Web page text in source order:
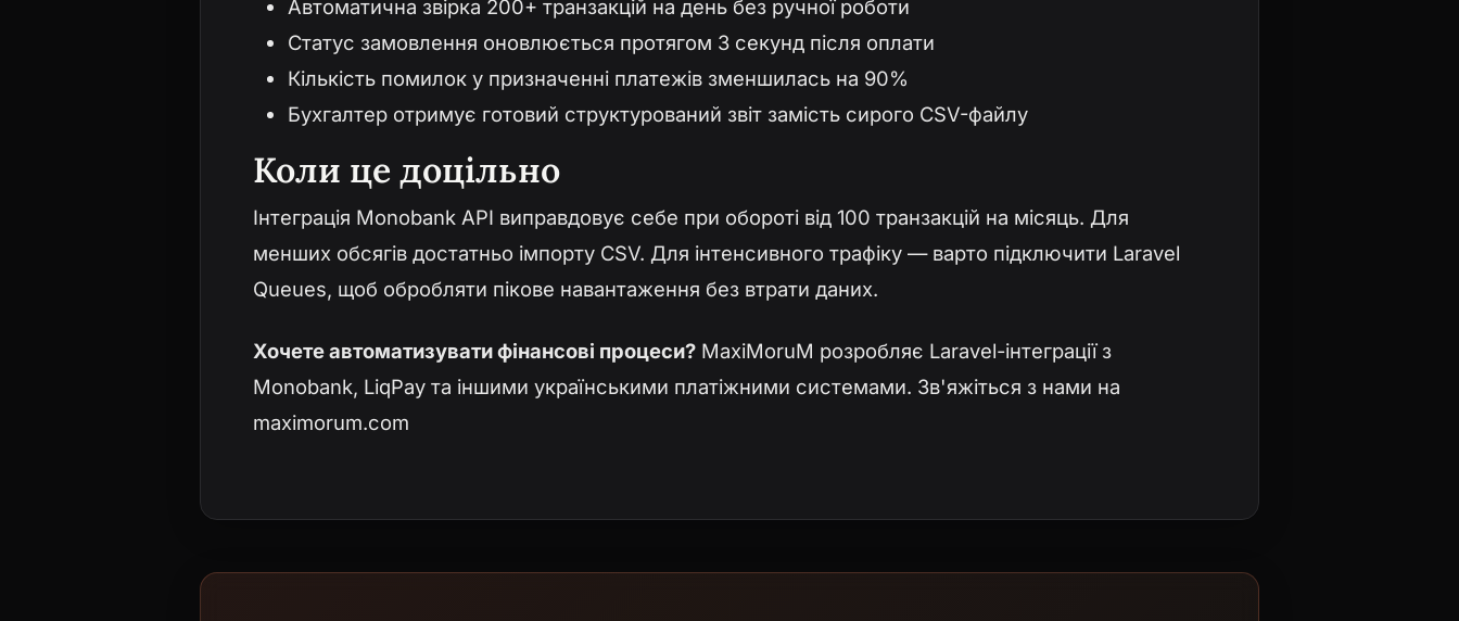
Автоматична звірка 200+ транзакцій на день без ручної роботи
Статус замовлення оновлюється протягом 3 секунд після оплати
Кількість помилок у призначенні платежів зменшилась на 90%
Бухгалтер отримує готовий структурований звіт замість сирого CSV-файлу
Коли це доцільно
Інтеграція Monobank API виправдовує себе при обороті від 100 транзакцій на місяць. Для
менших обсягів достатньо імпорту CSV. Для інтенсивного трафіку — варто підключити Laravel
Queues, щоб обробляти пікове навантаження без втрати даних.
Хочете автоматизувати фінансові процеси? MaxiMoruM розробляє Laravel-інтеграції з
Monobank, LiqPay та іншими українськими платіжними системами. Зв'яжіться з нами на
maximorum.com